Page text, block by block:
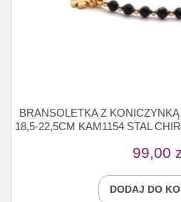
BRANSOLETKA Z
18,5-22,5CM KAM1154 STAL
99,00
DODAJ DO